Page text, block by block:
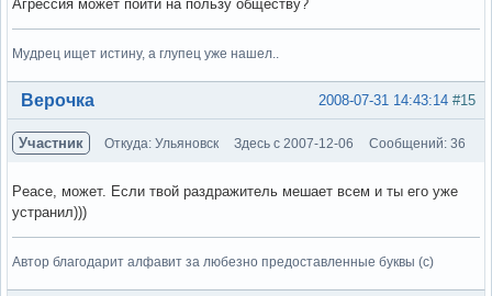
Агрессия может пойти на пользу обществу?
Мудрец ищет истину, а глупец уже нашел..
Вне форума #15
2008-07-31 14:43:14
Верочка
Участник Откуда: Ульяновск Здесь с 2007-12-06 Сообщений: 36
Peace, может. Если твой раздражитель мешает всем и ты его уже
устранил)))
Автор благодарит алфавит за любезно предоставленные буквы (с)